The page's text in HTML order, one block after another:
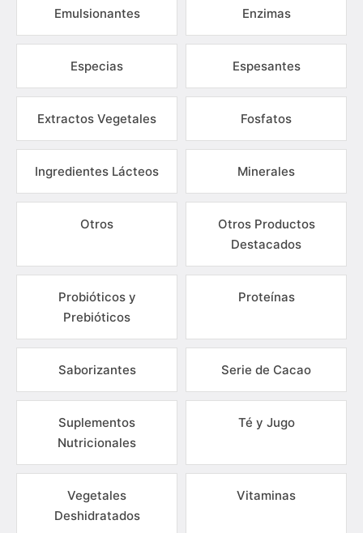
Emulsionantes Enzimas
Especias Espesantes
Extractos Vegetales Fosfatos
Ingredientes Lácteos Minerales
Otros
Otros Productos
Destacados
Probióticos y
Prebióticos
Proteínas
Saborizantes Serie de Cacao
Suplementos
Nutricionales
Té y Jugo
Vegetales
Deshidratados
Vitaminas